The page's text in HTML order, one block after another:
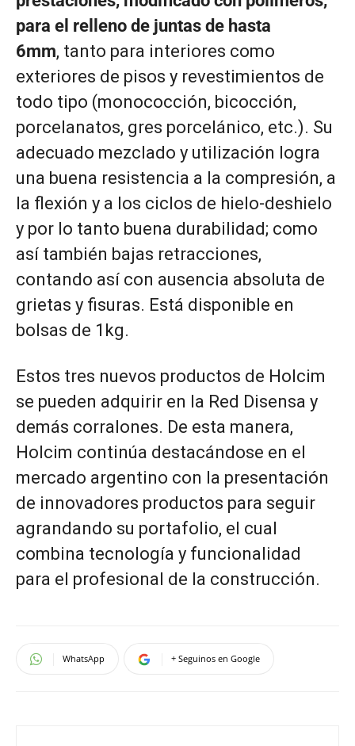
para el relleno de juntas de hasta
6mm, tanto para interiores como
exteriores de pisos y revestimientos de
todo tipo (monococción, bicocción,
porcelanatos, gres porcelánico, etc.). Su
adecuado mezclado y utilización logra
una buena resistencia a la compresión, a
la flexión y a los ciclos de hielo-deshielo
y por lo tanto buena durabilidad; como
así también bajas retracciones,
contando así con ausencia absoluta de
grietas y fisuras. Está disponible en
bolsas de 1kg.
Estos tres nuevos productos de Holcim
se pueden adquirir en la Red Disensa y
demás corralones. De esta manera,
Holcim continúa destacándose en el
mercado argentino con la presentación
de innovadores productos para seguir
agrandando su portafolio, el cual
combina tecnología y funcionalidad
para el profesional de la construcción.
WhatsApp + Seguinos en Google